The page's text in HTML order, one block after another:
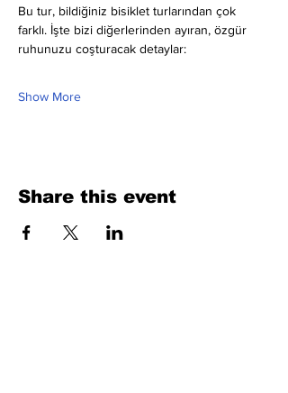
Bu tur, bildiğiniz bisiklet turlarından çok
farklı. İşte bizi diğerlerinden ayıran, özgür
ruhunuzu coşturacak detaylar:
Show More
Share this event